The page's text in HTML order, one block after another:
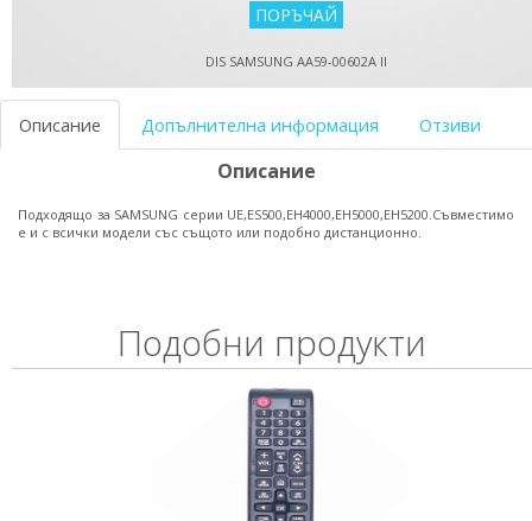
DIS SAMSUNG AA59-00602A II
Описание Допълнителна информация Отзиви
Описание
Подходящо за SAMSUNG серии UE,ES500,EH4000,EH5000,EH5200.Съвместимо
е и с всички модели със същото или подобно дистанционно.
Подобни продукти